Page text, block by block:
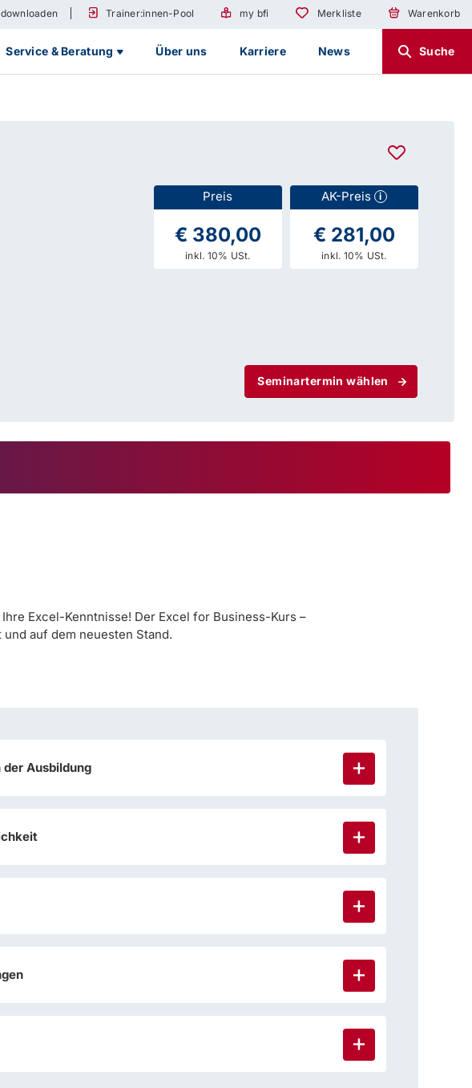
Trainer:innen-Pool my bfi Merkliste Warenkorb
Service & Beratung Über uns Karriere News Suche
AK-Preis i
€ 281,00
inkl. 10% USt.
Preis
€ 380,00
inkl. 10% USt.
Seminartermin wählen
Excel-Kenntnisse! Der Excel for Business-Kurs –
auf dem neuesten Stand.
Ausbildung